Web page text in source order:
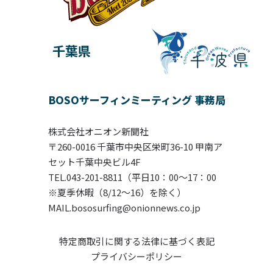
千葉県
BOSOサーフィンミーティング 事務局
株式会社オニオン新聞社
〒260-0016 千葉市中央区栄町36-10 甲南ア
セット千葉中央ビル4F
TEL.043-201-8811（平日10：00〜17：00
※夏季休暇（8/12～16）を除く）
MAIL.bososurfing@onionnews.co.jp
特定商取引に関する法律に基づく表記
プライバシーポリシー